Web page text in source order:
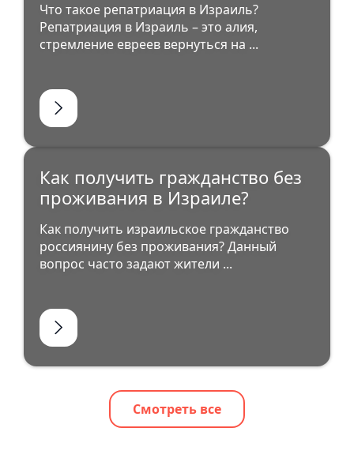
Что такое репатриация в Израиль?
Репатриация в Израиль – это алия,
стремление евреев вернуться на ...
Как получить гражданство без
проживания в Израиле?
Как получить израильское гражданство
россиянину без проживания? Данный
вопрос часто задают жители ...
Смотреть все